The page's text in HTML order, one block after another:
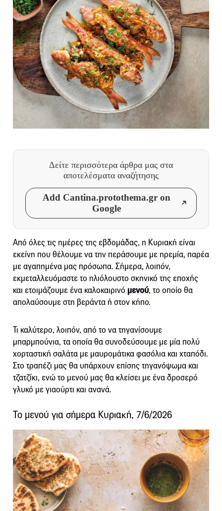
Δείτε περισσότερα άρθρα μας στα
αποτελέσματα αναζήτησης
Add Cantina.protothema.gr on
Google
Από όλες τις ημέρες της εβδομάδας, η Κυριακή είναι
εκείνη που θέλουμε να την περάσουμε με ηρεμία, παρέα
με αγαπημένα μας πρόσωπα. Σήμερα, λοιπόν,
εκμεταλλευόμαστε το ηλιόλουστο σκηνικό της εποχής
και ετοιμάζουμε ένα καλοκαιρινό μενού, το οποίο θα
απολαύσουμε στη βεράντα ή στον κήπο.
Τι καλύτερο, λοιπόν, από το να τηγανίσουμε
μπαρμπούνια, τα οποία θα συνοδεύσουμε με μία πολύ
χορταστική σαλάτα με μαυρομάτικα φασόλια και χταπόδι.
Στο τραπέζι μας θα υπάρχουν επίσης τηγανόψωμα και
τζατζίκι, ενώ το μενού μας θα κλείσει με ένα δροσερό
γλυκό με γιαούρτι και ανανά.
Το μενού για σήμερα Κυριακή, 7/6/2026